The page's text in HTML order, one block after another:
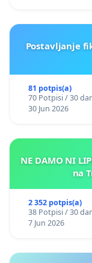
Postavljanje
81 potpis(a)
70 Potpisi / 30
30 Jun 2026
NE DAMO NI
na
2 352 potpis(a)
38 Potpisi / 30
7 Jun 2026